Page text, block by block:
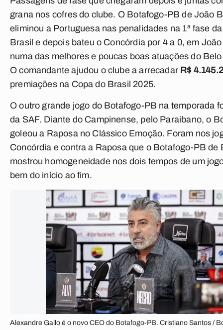
grana nos cofres do clube. O Botafogo-PB de João
eliminou a Portuguesa nas penalidades na 1ª fase
Brasil e depois bateu o Concórdia por 4 a 0, em
numa das melhores e poucas boas atuações do
O comandante ajudou o clube a arrecadar R$
premiações na Copa do Brasil 2025.
O outro grande jogo do Botafogo-PB na temporada
da SAF. Diante do Campinense, pelo Paraibano, o
goleou a Raposa no Clássico Emoção. Foram nos
Concórdia e contra a Raposa que o Botafogo-PB de
mostrou homogeneidade nos dois tempos de um
bem do início ao fim.
Alexandre Gallo é o novo CEO do Botafogo-PB. Cristiano Santos /